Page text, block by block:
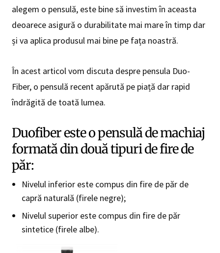
alegem o pensulă, este bine să investim în aceasta
deoarece asigură o durabilitate mai mare în timp dar
și va aplica produsul mai bine pe fața noastră.
În acest articol vom discuta despre pensula Duo-
Fiber, o pensulă recent apărută pe piață dar rapid
îndrăgită de toată lumea.
Duofiber este o pensulă de machiaj
formată din două tipuri de fire de
păr:
Nivelul inferior este compus din fire de păr de
capră naturală (firele negre);
Nivelul superior este compus din fire de păr
sintetice (firele albe).